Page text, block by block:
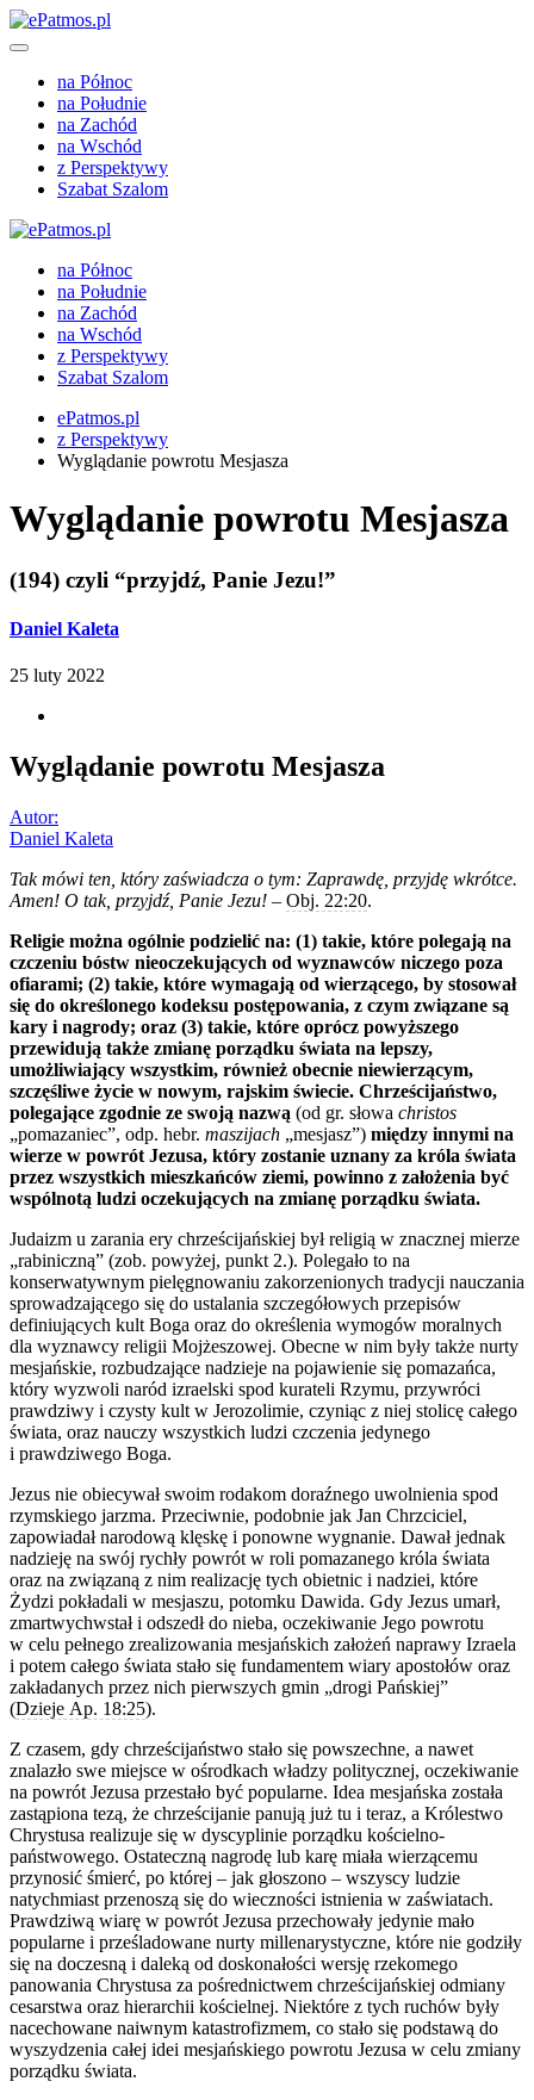
na Północ
na Południe
na Zachód
na Wschód
z Perspektywy
Szabat Szalom
na Północ
na Południe
na Zachód
na Wschód
z Perspektywy
Szabat Szalom
ePatmos.pl
z Perspektywy
Wyglądanie powrotu Mesjasza
Wyglądanie powrotu Mesjasza
(194) czyli “przyjdź, Panie Jezu!”
Daniel Kaleta
25 luty 2022
Wyglądanie powrotu Mesjasza
Autor:
Daniel Kaleta
Tak mówi ten, który zaświadcza o tym: Zaprawdę, przyjdę wkrótce.
Amen! O tak, przyjdź, Panie Jezu! – Obj. 22:20.
Religie można ogólnie podzielić na: (1) takie, które polegają na
czczeniu bóstw nieoczekujących od wyznawców niczego poza
ofiarami; (2) takie, które wymagają od wierzącego, by stosował
się do określonego kodeksu postępowania, z czym związane są
kary i nagrody; oraz (3) takie, które oprócz powyższego
przewidują także zmianę porządku świata na lepszy,
umożliwiający wszystkim, również obecnie niewierzącym,
szczęśliwe życie w nowym, rajskim świecie. Chrześcijaństwo,
polegające zgodnie ze swoją nazwą (od gr. słowa christos
„pomazaniec”, odp. hebr. maszijach „mesjasz”) między innymi na
wierze w powrót Jezusa, który zostanie uznany za króla świata
przez wszystkich mieszkańców ziemi, powinno z założenia być
wspólnotą ludzi oczekujących na zmianę porządku świata.
Judaizm u zarania ery chrześcijańskiej był religią w znacznej mierze
„rabiniczną” (zob. powyżej, punkt 2.). Polegało to na
konserwatywnym pielęgnowaniu zakorzenionych tradycji nauczania
sprowadzającego się do ustalania szczegółowych przepisów
definiujących kult Boga oraz do określenia wymogów moralnych
dla wyznawcy religii Mojżeszowej. Obecne w nim były także nurty
mesjańskie, rozbudzające nadzieje na pojawienie się pomazańca,
który wyzwoli naród izraelski spod kurateli Rzymu, przywróci
prawdziwy i czysty kult w Jerozolimie, czyniąc z niej stolicę całego
świata, oraz nauczy wszystkich ludzi czczenia jedynego
i prawdziwego Boga.
Jezus nie obiecywał swoim rodakom doraźnego uwolnienia spod
rzymskiego jarzma. Przeciwnie, podobnie jak Jan Chrzciciel,
zapowiadał narodową klęskę i ponowne wygnanie. Dawał jednak
nadzieję na swój rychły powrót w roli pomazanego króla świata
oraz na związaną z nim realizację tych obietnic i nadziei, które
Żydzi pokładali w mesjaszu, potomku Dawida. Gdy Jezus umarł,
zmartwychwstał i odszedł do nieba, oczekiwanie Jego powrotu
w celu pełnego zrealizowania mesjańskich założeń naprawy Izraela
i potem całego świata stało się fundamentem wiary apostołów oraz
zakładanych przez nich pierwszych gmin „drogi Pańskiej”
(Dzieje Ap. 18:25).
Z czasem, gdy chrześcijaństwo stało się powszechne, a nawet
znalazło swe miejsce w ośrodkach władzy politycznej, oczekiwanie
na powrót Jezusa przestało być popularne. Idea mesjańska została
zastąpiona tezą, że chrześcijanie panują już tu i teraz, a Królestwo
Chrystusa realizuje się w dyscyplinie porządku kościelno-
państwowego. Ostateczną nagrodę lub karę miała wierzącemu
przynosić śmierć, po której – jak głoszono – wszyscy ludzie
natychmiast przenoszą się do wieczności istnienia w zaświatach.
Prawdziwą wiarę w powrót Jezusa przechowały jedynie mało
popularne i prześladowane nurty millenarystyczne, które nie godziły
się na doczesną i daleką od doskonałości wersję rzekomego
panowania Chrystusa za pośrednictwem chrześcijańskiej odmiany
cesarstwa oraz hierarchii kościelnej. Niektóre z tych ruchów były
nacechowane naiwnym katastrofizmem, co stało się podstawą do
wyszydzenia całej idei mesjańskiego powrotu Jezusa w celu zmiany
porządku świata.